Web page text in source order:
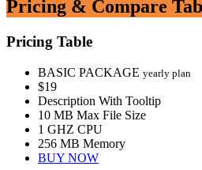
Pricing & Compare
Pricing Table
BASIC PACKAGE yearly plan
$19
Description With Tooltip
10 MB Max File Size
1 GHZ CPU
256 MB Memory
BUY NOW